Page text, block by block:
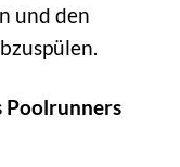
und den
Poolrunners